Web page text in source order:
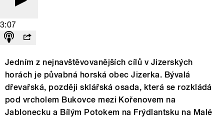
3:07
Jedním z nejnavštěvovanějších cílů v Jizerských
horách je půvabná horská obec Jizerka. Bývalá
dřevařská, později sklářská osada, která se rozkládá
pod vrcholem Bukovce mezi Kořenovem na
Jablonecku a Bílým Potokem na Frýdlantsku na Malé